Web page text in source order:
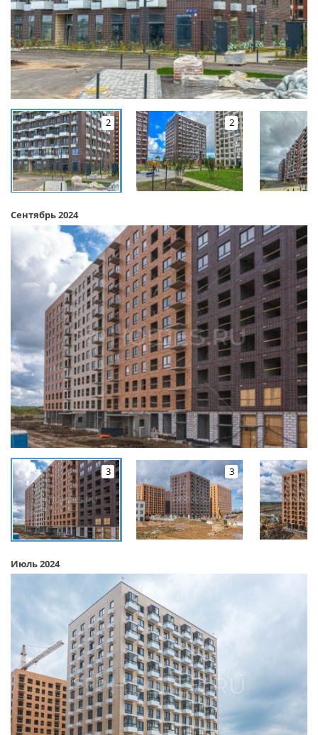
2 2
Сентябрь 2024
3 3
Июль 2024